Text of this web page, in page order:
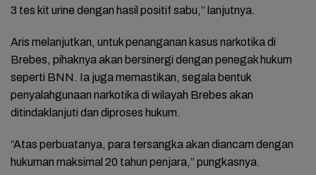
3 tes kit urine dengan hasil positif sabu,” lanjutnya.
Aris melanjutkan, untuk penanganan kasus narkotika di
Brebes, pihaknya akan bersinergi dengan penegak hukum
seperti BNN. Ia juga memastikan, segala bentuk
penyalahgunaan narkotika di wilayah Brebes akan
ditindaklanjuti dan diproses hukum.
“Atas perbuatanya, para tersangka akan diancam dengan
hukuman maksimal 20 tahun penjara,” pungkasnya.